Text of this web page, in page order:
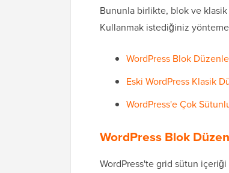
Bununla birlikte, blok ve
Kullanmak istediğiniz yönteme
WordPress Blok
Eski WordPress Klasik
WordPress'e Çok
WordPress Blok
WordPress'te grid sütun